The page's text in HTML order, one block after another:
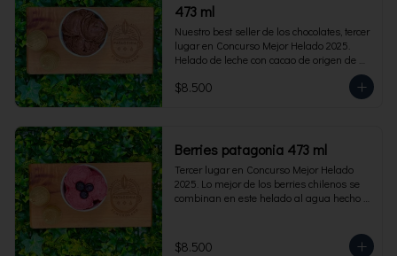
473 ml
Nuestro best seller de los chocolates, tercer
lugar en Concurso Mejor Helado 2025.
Helado de leche con cacao de origen de
intensidad al 60%. Envase familiar 473 ml,
rinde 4  porciones.
$8.500
Berries patagonia 473 ml
Tercer lugar en Concurso Mejor Helado
2025. Lo mejor de los berries chilenos se
combinan en este helado al agua hecho
473 ml. Rinde 4 porciones.
$8.500